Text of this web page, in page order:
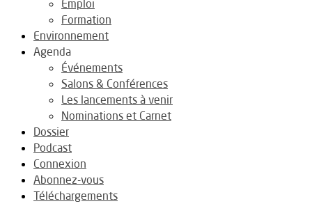
Emploi
Formation
Environnement
Agenda
Événements
Salons & Conférences
Les lancements à venir
Nominations et Carnet
Dossier
Podcast
Connexion
Abonnez-vous
Téléchargements